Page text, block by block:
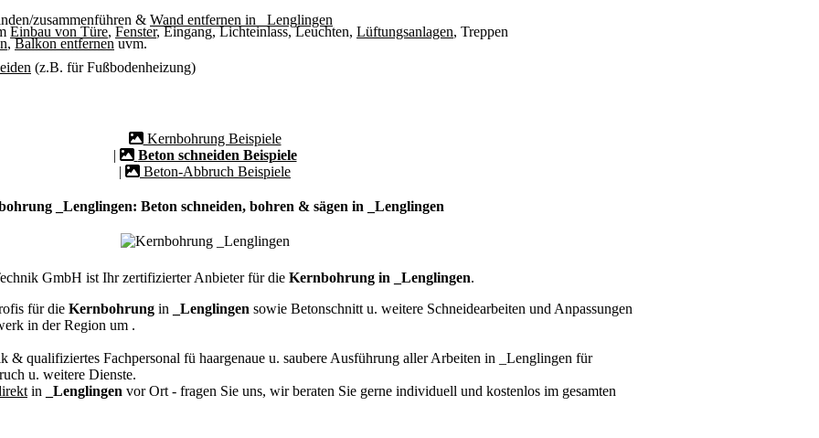
zusammenführen & Wand entfernen in _Lenglingen
Einbau von Türe, Fenster, Eingang, Lichteinlass, Leuchten, Lüftungsanlagen, Treppen
,Balkon entfernenuvm.
(z.B. für Fußbodenheizung)
Kernbohrung Beispiele
|
Beton schneiden Beispiele
|
Beton-Abbruch Beispiele
_Lenglingen: Beton schneiden, bohren & sägen in _Lenglingen
GmbH ist Ihr zertifizierter Anbieter für die Kernbohrung in _Lenglingen.
für die Kernbohrung in _Lenglingen sowie Betonschnitt u. weitere Schneidearbeiten und Anpassungen
in der Region um .
& qualifiziertes Fachpersonal fü haargenaue u. saubere Ausführung aller Arbeiten in _Lenglingen für
u. weitere Dienste.
in _Lenglingen vor Ort - fragen Sie uns, wir beraten Sie gerne individuell und kostenlos im gesamten